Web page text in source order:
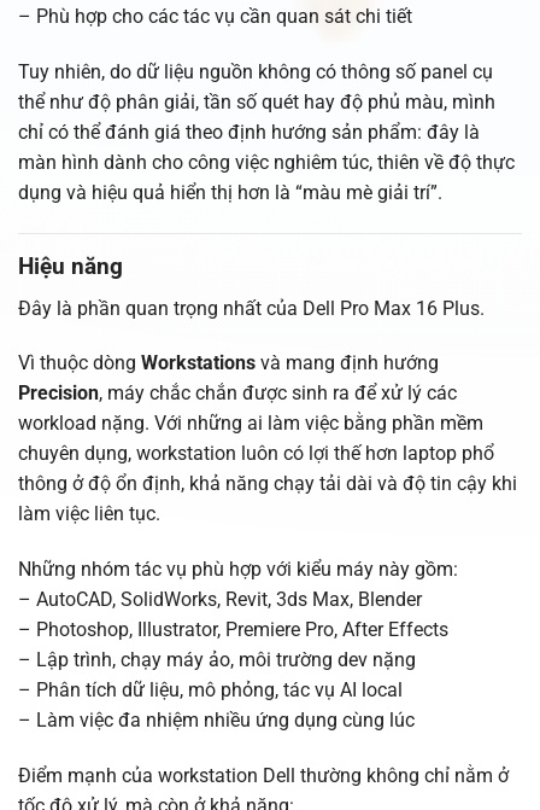
– Phù hợp cho các tác vụ cần quan sát chi tiết
Tuy nhiên, do dữ liệu nguồn không có thông số panel cụ
thể như độ phân giải, tần số quét hay độ phủ màu, mình
chỉ có thể đánh giá theo định hướng sản phẩm: đây là
màn hình dành cho công việc nghiêm túc, thiên về độ thực
dụng và hiệu quả hiển thị hơn là “màu mè giải trí”.
Hiệu năng
Đây là phần quan trọng nhất của Dell Pro Max 16 Plus.
Vì thuộc dòng Workstations và mang định hướng
Precision, máy chắc chắn được sinh ra để xử lý các
workload nặng. Với những ai làm việc bằng phần mềm
chuyên dụng, workstation luôn có lợi thế hơn laptop phổ
thông ở độ ổn định, khả năng chạy tải dài và độ tin cậy khi
làm việc liên tục.
Những nhóm tác vụ phù hợp với kiểu máy này gồm:
– AutoCAD, SolidWorks, Revit, 3ds Max, Blender
– Photoshop, Illustrator, Premiere Pro, After Effects
– Lập trình, chạy máy ảo, môi trường dev nặng
– Phân tích dữ liệu, mô phỏng, tác vụ AI local
– Làm việc đa nhiệm nhiều ứng dụng cùng lúc
Điểm mạnh của workstation Dell thường không chỉ nằm ở